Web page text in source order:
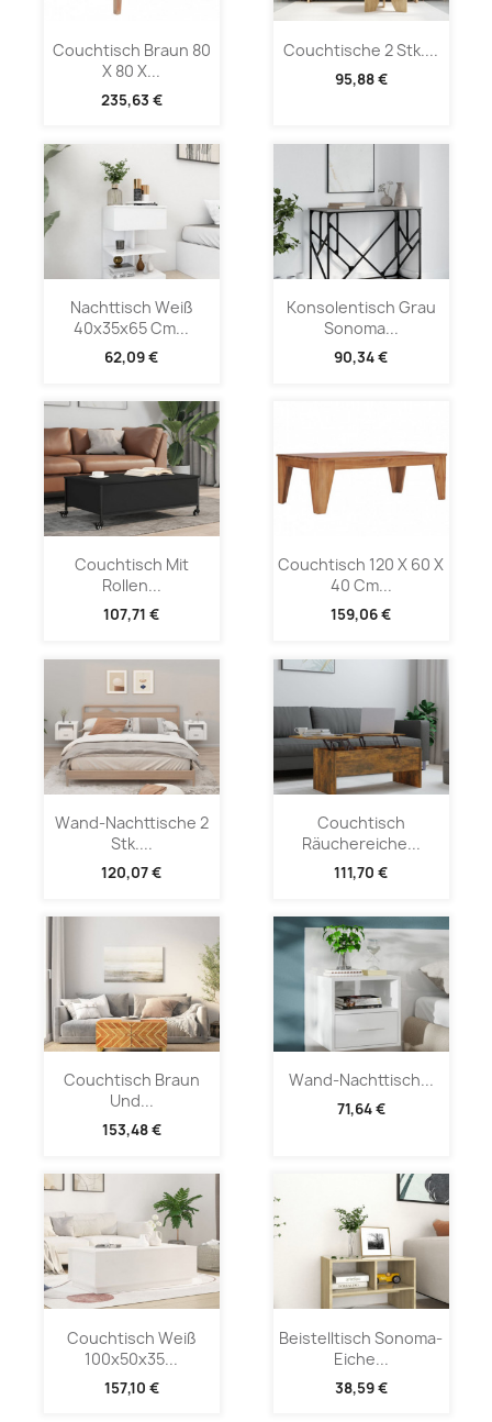
Couchtisch Braun 80
X 80 X...
235,63 €
Couchtische 2 Stk....
95,88 €
Nachttisch Weiß
40x35x65 Cm...
62,09 €
Konsolentisch Grau
Sonoma...
90,34 €
Couchtisch Mit
Rollen...
107,71 €
Couchtisch 120 X 60 X
40 Cm...
159,06 €
Wand-Nachttische 2
Stk....
120,07 €
Couchtisch
Räuchereiche...
111,70 €
Couchtisch Braun
Und...
153,48 €
Wand-Nachttisch...
71,64 €
Couchtisch Weiß
100x50x35...
157,10 €
Beistelltisch Sonoma-
Eiche...
38,59 €